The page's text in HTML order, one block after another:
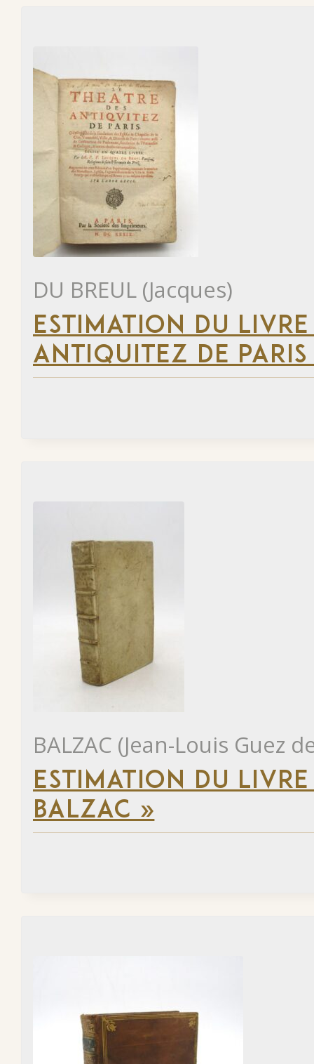
DU BREUL (Jacques)
ESTIMATION DU
ANTIQUITEZ DE
BALZAC (Jean-Louis Guez
ESTIMATION DU
BALZAC »